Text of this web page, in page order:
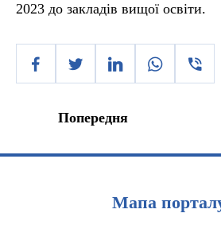
2023 до закладів вищої освіти.
Попередня
Мапа